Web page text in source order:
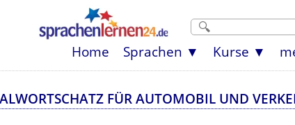
Home Sprachen Kurse
FÜR AUTOMOBIL UND